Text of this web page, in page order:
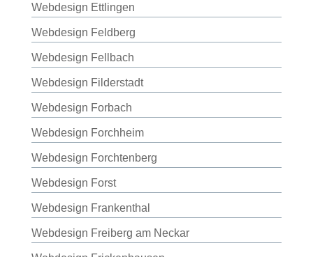
Webdesign Ettlingen
Webdesign Feldberg
Webdesign Fellbach
Webdesign Filderstadt
Webdesign Forbach
Webdesign Forchheim
Webdesign Forchtenberg
Webdesign Forst
Webdesign Frankenthal
Webdesign Freiberg am Neckar